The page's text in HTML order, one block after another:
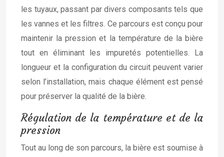
les tuyaux, passant par divers composants tels que
les vannes et les filtres. Ce parcours est conçu pour
maintenir la pression et la température de la bière
tout en éliminant les impuretés potentielles. La
longueur et la configuration du circuit peuvent varier
selon l’installation, mais chaque élément est pensé
pour préserver la qualité de la bière.
Régulation de la température et de la
pression
Tout au long de son parcours, la bière est soumise à